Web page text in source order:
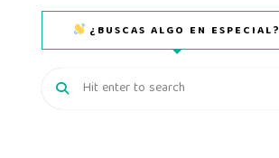
¿BUSCAS ALGO EN ESPECIAL?